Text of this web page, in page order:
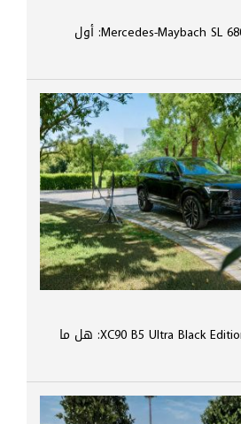
Mercedes-Maybach SL 680 Monogram Series: أول
تجربة فولفو XC90 B5 Ultra Black Edition 2026: هل ما